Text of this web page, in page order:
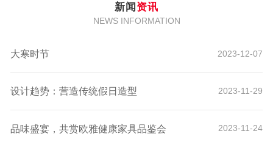
新闻 资讯
NEWS INFORMATION
大寒时节 2023-12-07
设计趋势：营造传统假日造型 2023-11-29
品味盛宴，共赏欧雅健康家具品鉴会 2023-11-24